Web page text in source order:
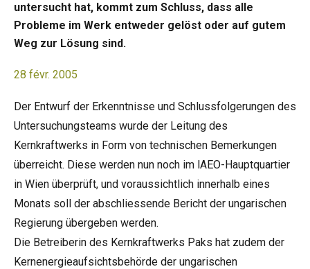
untersucht hat, kommt zum Schluss, dass alle
Probleme im Werk entweder gelöst oder auf gutem
Weg zur Lösung sind.
28 févr. 2005
Der Entwurf der Erkenntnisse und Schlussfolgerungen des
Untersuchungsteams wurde der Leitung des
Kernkraftwerks in Form von technischen Bemerkungen
überreicht. Diese werden nun noch im lAEO-Hauptquartier
in Wien überprüft, und voraussichtlich innerhalb eines
Monats soll der abschliessende Bericht der ungarischen
Regierung übergeben werden.
Die Betreiberin des Kernkraftwerks Paks hat zudem der
Kernenergieaufsichtsbehörde der ungarischen